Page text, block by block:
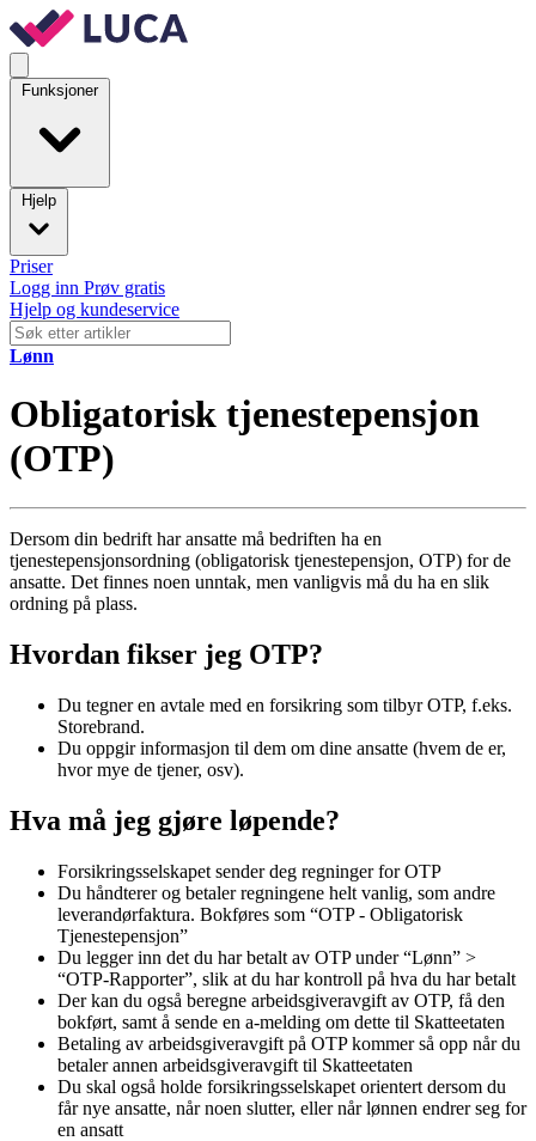
Funksjoner
Hjelp
Priser
Logg inn Prøv gratis
Hjelp og kundeservice
Lønn
Obligatorisk tjenestepensjon
(OTP)
Dersom din bedrift har ansatte må bedriften ha en
tjenestepensjonsordning (obligatorisk tjenestepensjon, OTP) for de
ansatte. Det finnes noen unntak, men vanligvis må du ha en slik
ordning på plass.
Hvordan fikser jeg OTP?
Du tegner en avtale med en forsikring som tilbyr OTP, f.eks.
Storebrand.
Du oppgir informasjon til dem om dine ansatte (hvem de er,
hvor mye de tjener, osv).
Hva må jeg gjøre løpende?
Forsikringsselskapet sender deg regninger for OTP
Du håndterer og betaler regningene helt vanlig, som andre
leverandørfaktura. Bokføres som “OTP - Obligatorisk
Tjenestepensjon”
Du legger inn det du har betalt av OTP under “Lønn” >
“OTP-Rapporter”, slik at du har kontroll på hva du har betalt
Der kan du også beregne arbeidsgiveravgift av OTP, få den
bokført, samt å sende en a-melding om dette til Skatteetaten
Betaling av arbeidsgiveravgift på OTP kommer så opp når du
betaler annen arbeidsgiveravgift til Skatteetaten
Du skal også holde forsikringsselskapet orientert dersom du
får nye ansatte, når noen slutter, eller når lønnen endrer seg for
en ansatt